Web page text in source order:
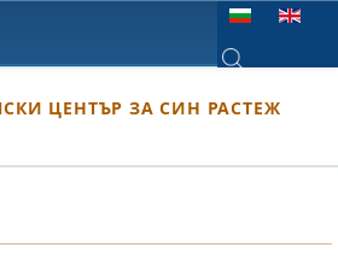
Изберете език
Type 2 or more
ЦЕНТЪР ЗА СИН РАСТЕЖ